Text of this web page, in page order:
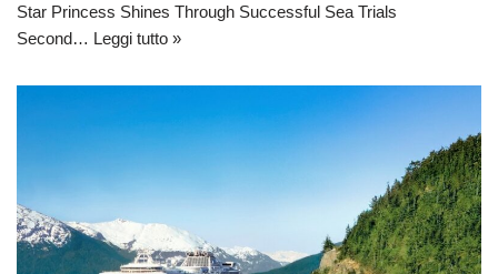
Star Princess Shines Through Successful Sea Trials
Second… Leggi tutto »